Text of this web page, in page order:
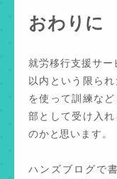
おわりに
就労移行支援サー
以内という限ら
を使って訓練な
部として受け入
のかと思います。
ハンズブログで